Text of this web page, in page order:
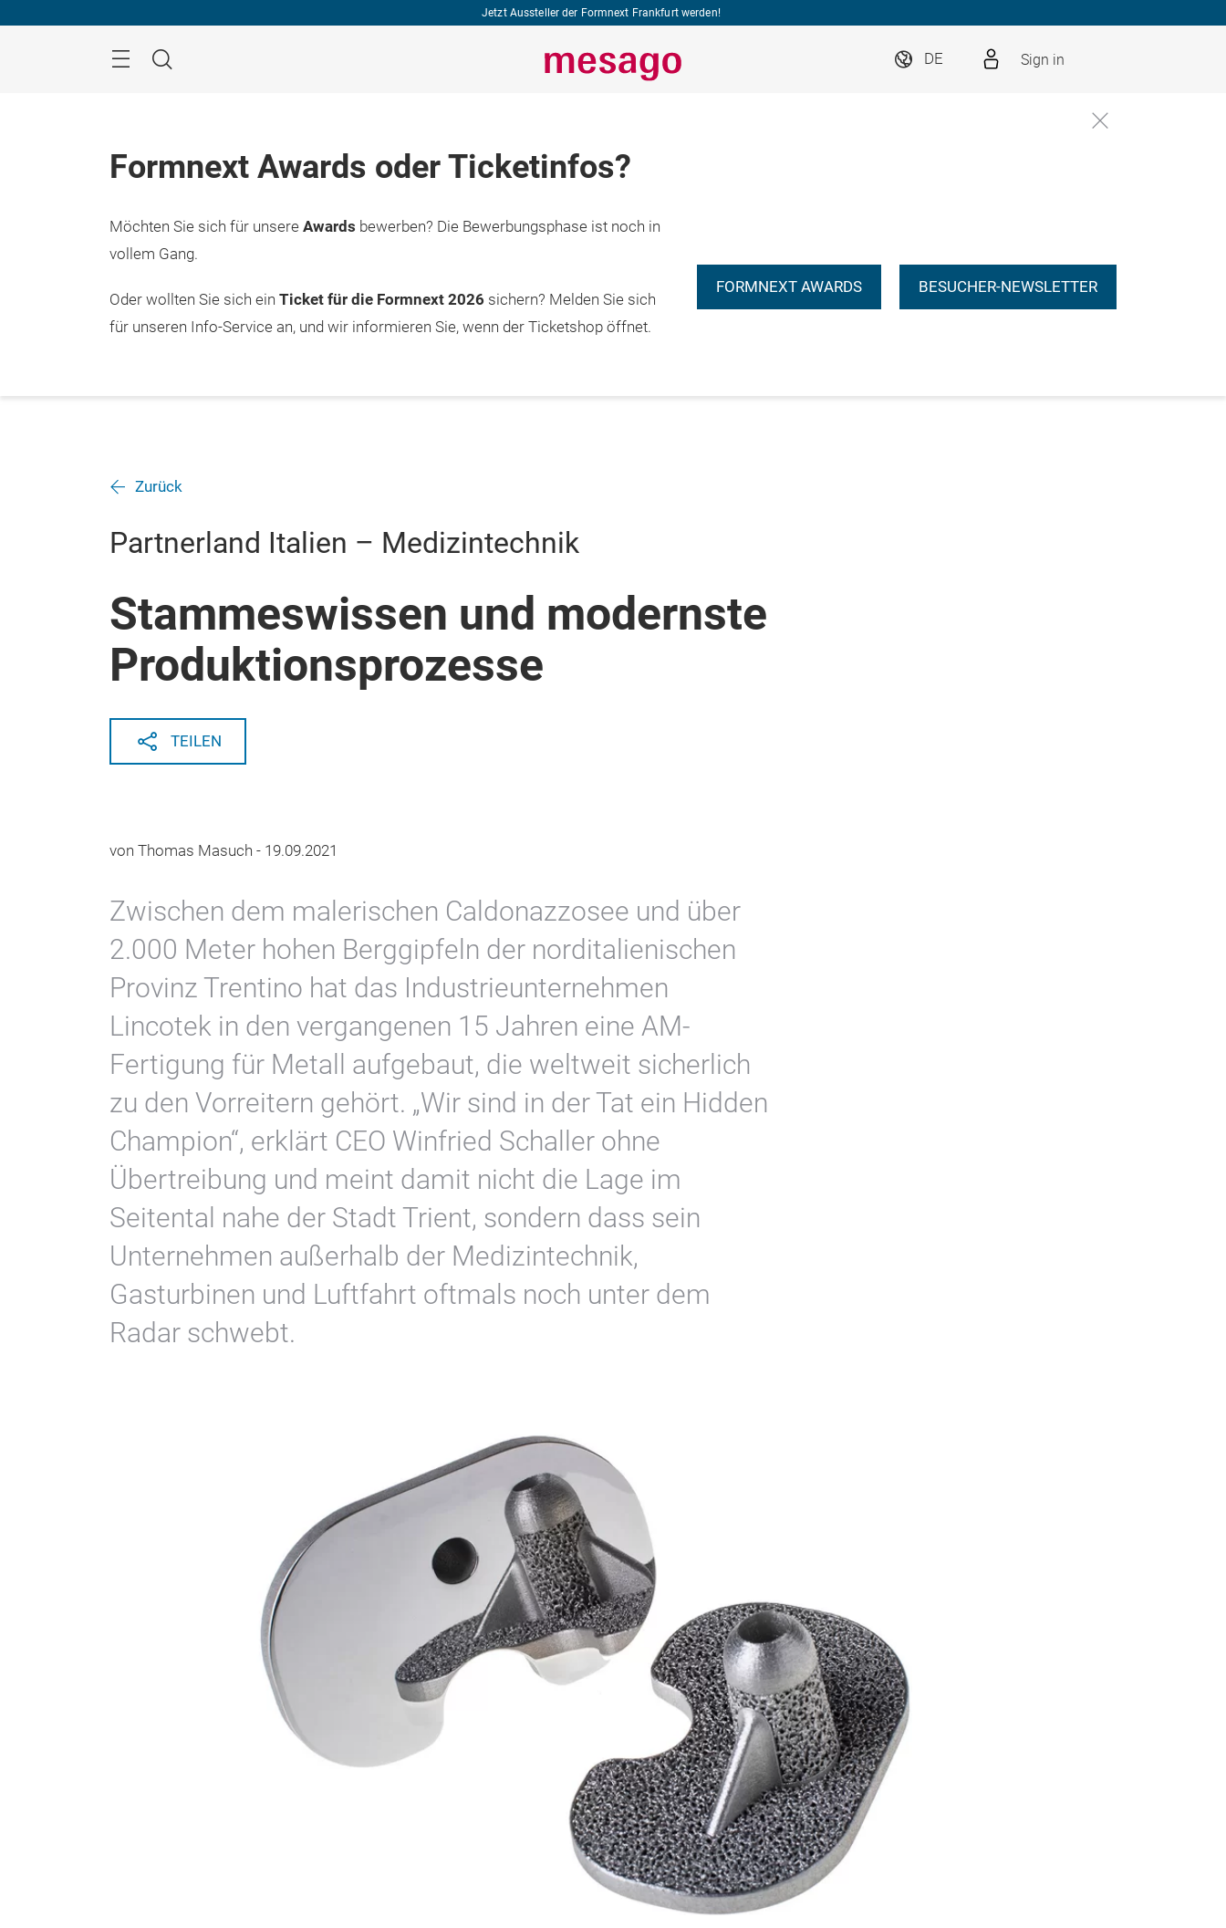
Jetzt Aussteller der Formnext Frankfurt werden!
Suche
DE Sign in
Formnext Awards oder Ticketinfos?
Möchten Sie sich für unsere Awards bewerben? Die Bewerbungsphase ist noch in
vollem Gang.
Oder wollten Sie sich ein Ticket für die Formnext 2026 sichern? Melden Sie sich
für unseren Info-Service an, und wir informieren Sie, wenn der Ticketshop öffnet.
FORMNEXT AWARDS BESUCHER-NEWSLETTER
Zurück
Partnerland Italien – Medizintechnik
Stammeswissen und modernste
Produktionsprozesse
TEILEN
von Thomas Masuch - 19.09.2021
Zwischen dem malerischen Caldonazzosee und über
2.000 Meter hohen Berggipfeln der norditalienischen
Provinz Trentino hat das Industrieunternehmen
Lincotek in den vergangenen 15 Jahren eine AM-
Fertigung für Metall aufgebaut, die weltweit sicherlich
zu den Vorreitern gehört. „Wir sind in der Tat ein Hidden
Champion“, erklärt CEO Winfried Schaller ohne
Übertreibung und meint damit nicht die Lage im
Seitental nahe der Stadt Trient, sondern dass sein
Unternehmen außerhalb der Medizintechnik,
Gasturbinen und Luftfahrt oftmals noch unter dem
Radar schwebt.